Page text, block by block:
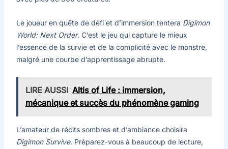
Le joueur en quête de défi et d’immersion tentera Digimon
World: Next Order. C’est le jeu qui capture le mieux
l’essence de la survie et de la complicité avec le monstre,
malgré une courbe d’apprentissage abrupte.
LIRE AUSSI Altis of Life : immersion,
mécanique et succès du phénomène gaming
L’amateur de récits sombres et d’ambiance choisira
Digimon Survive. Préparez-vous à beaucoup de lecture,